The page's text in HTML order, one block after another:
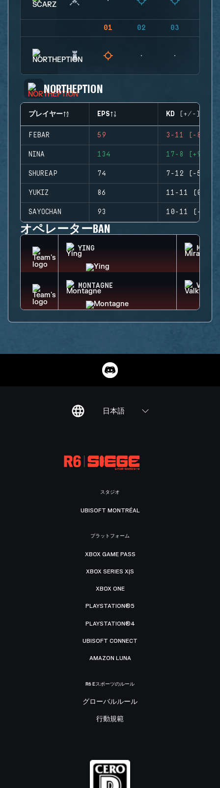
01 02 03
NORTHEPTION
プレイヤー EPS KD (+/-)
FEBAR 59 3-11 (-8)
NINA 134 17-8 (+9)
SHUREAP 74 7-12 (-5)
YUKIZ 86 11-11 (0)
SAYOCHAN 93 10-11 (-1)
オペレーターBAN
YING MIRA
MONTAGNE
日本語
スタジオ
UBISOFT MONTRÉAL
プラットフォーム
XBOX GAME PASS
XBOX SERIES X|S
XBOX ONE
PLAYSTATION®5
PLAYSTATION®4
UBISOFT CONNECT
AMAZON LUNA
R6 Eスポーツのルール
グローバルルール
行動規範